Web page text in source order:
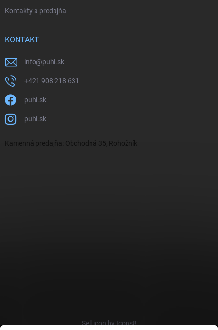
Kontakty a predajňa
KONTAKT
info@puhi.sk
+421 908 218 631
puhi.sk
puhi.sk
Kamenná predajňa: Obchodná 35, Rohožník
Sell icon by Icons8